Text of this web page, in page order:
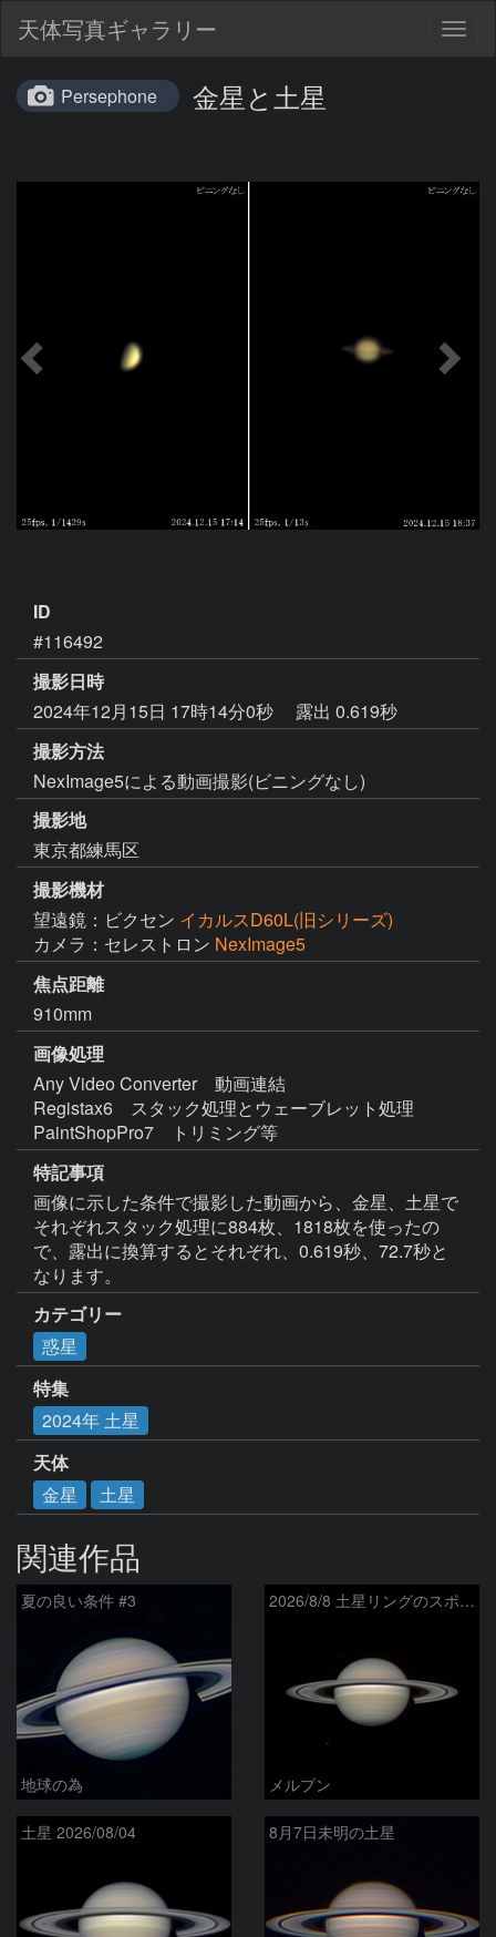
天体写真ギャラリー
Persephone 金星と土星
ID
#116492
撮影日時
2024年12月15日 17時14分0秒
露出 0.619秒
撮影方法
NexImage5による動画撮影(ビニングなし)
撮影地
東京都練馬区
撮影機材
望遠鏡：ビクセン イカルスD60L(旧シリーズ)
カメラ：セレストロン NexImage5
焦点距離
910mm
画像処理
Any Video Converter　動画連結
Registax6　スタック処理とウェーブレット処理
PaintShopPro7　トリミング等
特記事項
画像に示した条件で撮影した動画から、金星、土星で
それぞれスタック処理に884枚、1818枚を使ったの
で、露出に換算するとそれぞれ、0.619秒、72.7秒と
なります。
カテゴリー
惑星
特集
2024年 土星
天体
金星
土星
関連作品
夏の良い条件 #3
地球の為
2026/8/8 土星リングのスポーク
メルプン
土星 2026/08/04 8月7日未明の土星